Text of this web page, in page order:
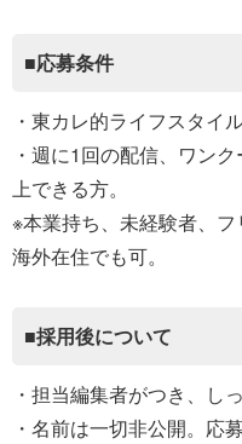
■応募条件
・東カレ的ライフスタイ
・週に1回の配信、ワン
上できる方。
※本業持ち、未経験者、フ
海外在住でも可。
■採用後について
・担当編集者がつき、し
・名前は一切非公開。応